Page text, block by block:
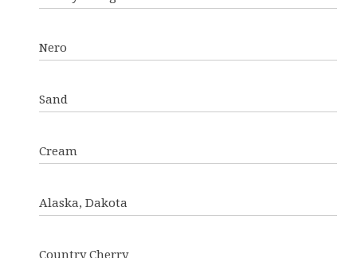
Nero
Sand
Cream
Alaska, Dakota
Country Cherry